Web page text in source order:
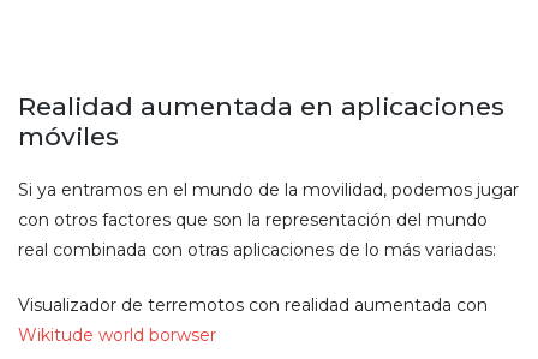
Realidad aumentada en aplicaciones
móviles
Si ya entramos en el mundo de la movilidad, podemos jugar
con otros factores que son la representación del mundo
real combinada con otras aplicaciones de lo más variadas:
Visualizador de terremotos con realidad aumentada con
Wikitude world borwser